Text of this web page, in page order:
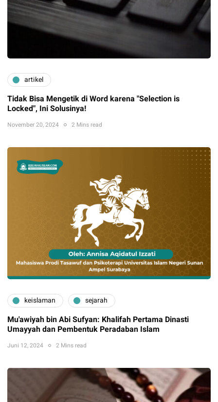
artikel
Tidak Bisa Mengetik di Word karena "Selection is
Locked", Ini Solusinya!
November 20, 2024 2 Mins read
keislaman sejarah
Mu'awiyah bin Abi Sufyan: Khalifah Pertama Dinasti
Umayyah dan Pembentuk Peradaban Islam
Juni 12, 2024 2 Mins read